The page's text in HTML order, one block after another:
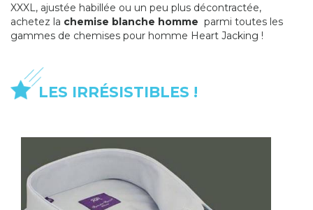
XXXL, ajustée habillée ou un peu plus décontractée,
achetez la chemise blanche homme parmi toutes les
gammes de chemises pour homme Heart Jacking !
LES IRRÉSISTIBLES !